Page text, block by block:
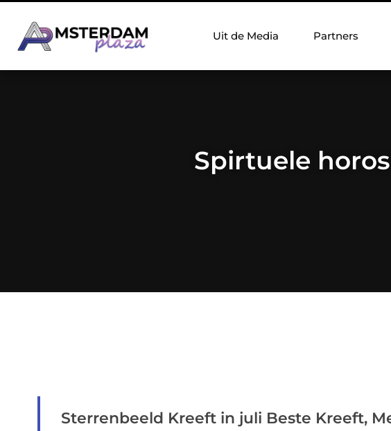
Uit de Media Partners
Spirtuele
Sterrenbeeld Kreeft in juli Beste Kreeft,